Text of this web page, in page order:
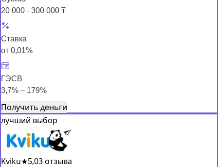
20 000 - 300 000 ₸
Ставка
от 0,01%
ГЭСВ
3,7% – 179%
Получить деньги
лучший выбор
Kviku★5,03 отзыва